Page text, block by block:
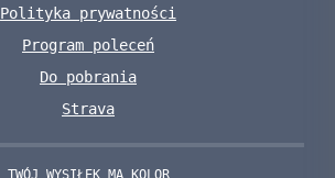
Polityka prywatności
Program poleceń
Do pobrania
Strava
TWÓJ WYSIŁEK MA KOLOR